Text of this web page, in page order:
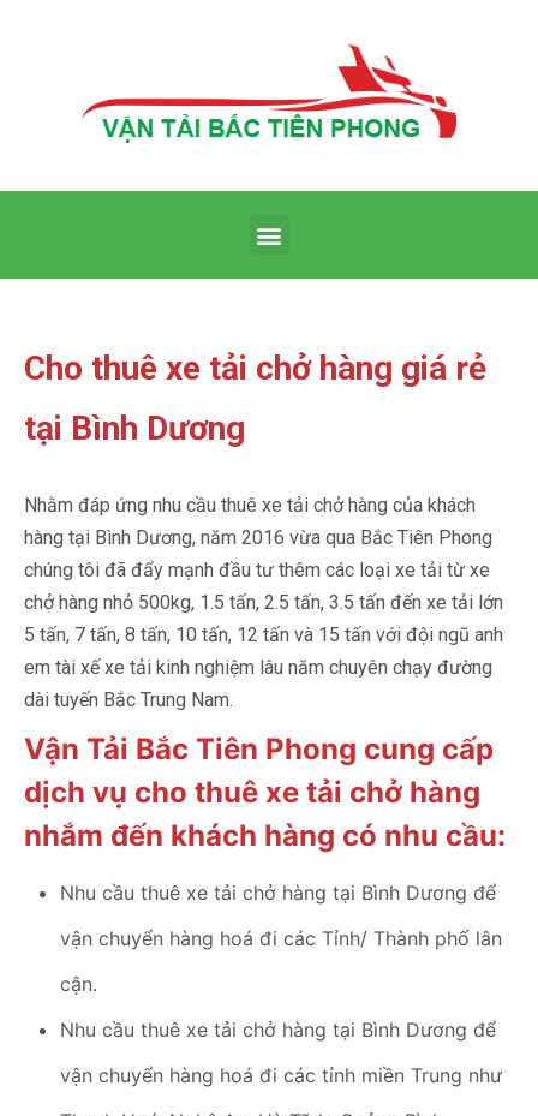
Cho thuê xe tải chở hàng giá rẻ
tại Bình Dương
Nhằm đáp ứng nhu cầu thuê xe tải chở hàng của khách
hàng tại Bình Dương, năm 2016 vừa qua Bắc Tiên Phong
chúng tôi đã đẩy mạnh đầu tư thêm các loại xe tải từ xe
chở hàng nhỏ 500kg, 1.5 tấn, 2.5 tấn, 3.5 tấn đến xe tải lớn
5 tấn, 7 tấn, 8 tấn, 10 tấn, 12 tấn và 15 tấn với đội ngũ anh
em tài xế xe tải kinh nghiệm lâu năm chuyên chạy đường
dài tuyến Bắc Trung Nam.
Vận Tải Bắc Tiên Phong cung cấp
dịch vụ cho thuê xe tải chở hàng
nhắm đến khách hàng có nhu cầu:
Nhu cầu thuê xe tải chở hàng tại Bình Dương để
vận chuyển hàng hoá đi các Tỉnh/ Thành phố lân
cận.
Nhu cầu thuê xe tải chở hàng tại Bình Dương để
vận chuyển hàng hoá đi các tỉnh miền Trung như